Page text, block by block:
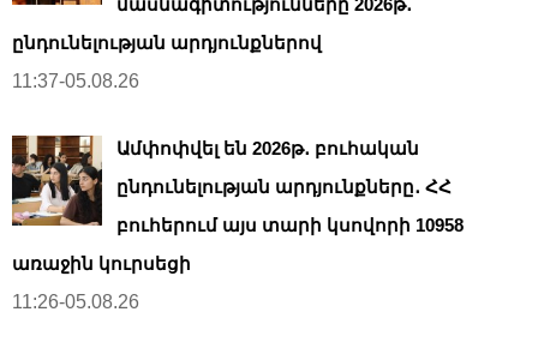
մասնագիտությունները 2026թ․
ընդունելության արդյունքներով
11:37-05.08.26
Ամփոփվել են 2026թ․ բուհական
ընդունելության արդյունքները․ ՀՀ
բուհերում այս տարի կսովորի 10958
առաջին կուրսեցի
11:26-05.08.26